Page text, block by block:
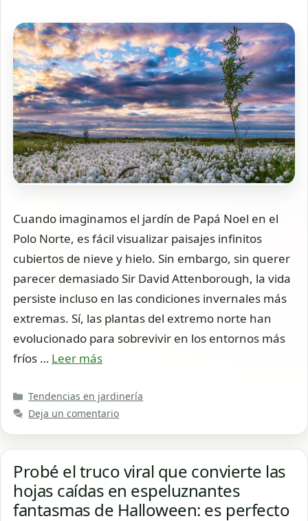
Cuando imaginamos el jardín de Papá Noel en el
Polo Norte, es fácil visualizar paisajes infinitos
cubiertos de nieve y hielo. Sin embargo, sin querer
parecer demasiado Sir David Attenborough, la vida
persiste incluso en las condiciones invernales más
extremas. Sí, las plantas del extremo norte han
evolucionado para sobrevivir en los entornos más
fríos … Leer más
Categorías
Tendencias en jardinería
Deja un comentario
Probé el truco viral que convierte las
hojas caídas en espeluznantes
fantasmas de Halloween: es perfecto